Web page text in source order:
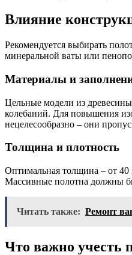
Влияние
Рекомендуется выбирать
минеральной ваты или
Материалы и
Цельные модели из
колебаний. Для повышения
нецелесообразно – они
Толщина и плотность
Оптимальная толщина – от
Массивные полотна должны
Читать также: Ремонт
Что важно учесть